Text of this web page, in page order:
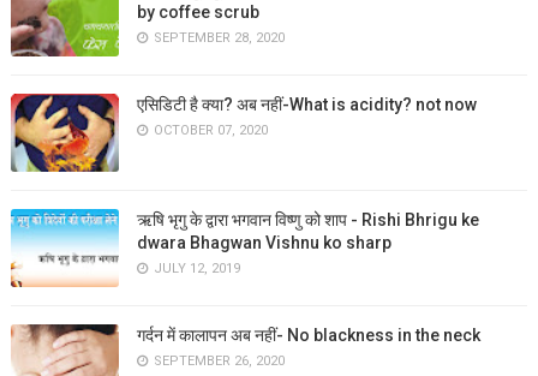
by coffee scrub
SEPTEMBER 28, 2020
एसिडिटी है क्या? अब नहीं-What is acidity? not now
OCTOBER 07, 2020
ऋषि भृगु के द्वारा भगवान विष्णु को शाप - Rishi Bhrigu ke
dwara Bhagwan Vishnu ko sharp
JULY 12, 2019
गर्दन में कालापन अब नहीं- No blackness in the neck
SEPTEMBER 26, 2020